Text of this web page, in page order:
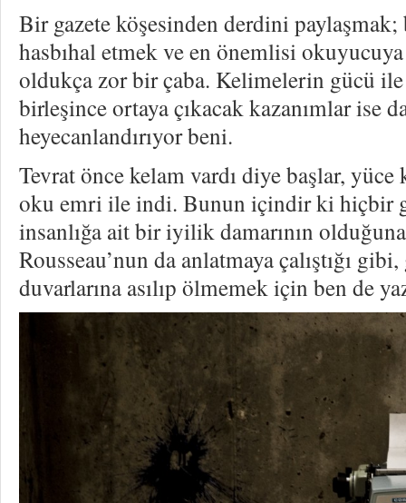
Bir gazete köşesinden derdini
hasbıhal etmek ve en önemlisi
oldukça zor bir çaba. Kelimelerin gücü
birleşince ortaya çıkacak kazanımlar ise
heyecanlandırıyor beni.
Tevrat önce kelam vardı diye başlar, yüce
oku emri ile indi. Bunun içindir ki hiçbir
insanlığa ait bir iyilik damarının
Rousseau’nun da anlatmaya çalıştığı
duvarlarına asılıp ölmemek için ben de